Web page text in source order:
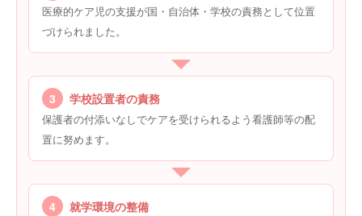
医療的ケア児の支援が国・自治体・学校の責務として位置
づけられました。
3 学校設置者の責務
保護者の付添いなしでケアを受けられるよう看護師等の配
置に努めます。
4 就学環境の整備